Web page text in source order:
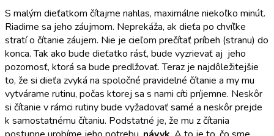
S malým dieťatkom čítajme nahlas, maximálne niekoľko minút.
Riadime sa jeho záujmom. Neprekáža, ak dieťa po chvíľke
stratí o čítanie záujem. Nie je cieľom prečítať príbeh (stranu) do
konca. Tak ako bude dieťatko rásť, bude vyzrievať aj jeho
pozornosť, ktorá sa bude predlžovať. Teraz je najdôležitejšie
to, že si dieťa zvyká na spoločné pravidelné čítanie a my mu
vytvárame rutinu, počas ktorej sa s nami cíti príjemne. Neskôr
si čítanie v rámci rutiny bude vyžadovať samé a neskôr prejde
k samostatnému čítaniu. Podstatné je, že mu z čítania